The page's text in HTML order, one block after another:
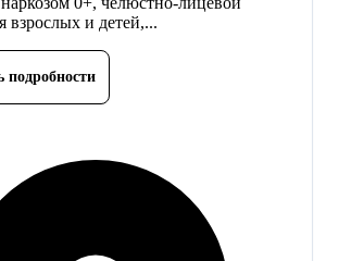
взрослых и детей,...
подробности